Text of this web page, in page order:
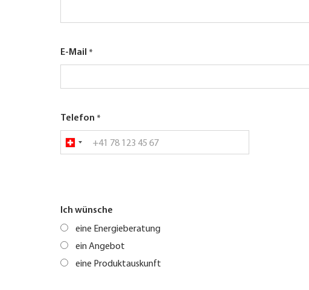
E-Mail
Telefon
Ich wünsche
eine Energieberatung
ein Angebot
eine Produktauskunft